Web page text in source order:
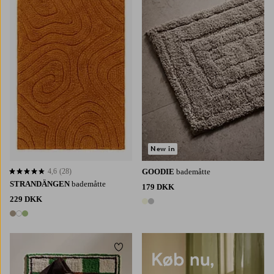
STRANDÄNGEN bademåtte
229 DKK
3 farver
4,6 baseret på 28 bedømmelser
4,6 (28)
60X9080X120
GOODIE bademåtte
179 DKK
2 farver
New in
Tilføj til favoritter
60X9080X120